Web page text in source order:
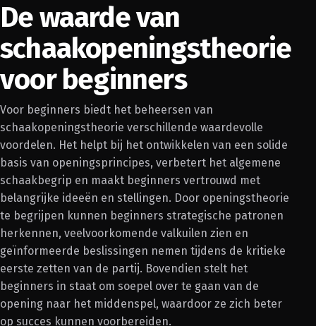
De waarde van
schaakopeningstheorie
voor beginners
Voor beginners biedt het beheersen van
schaakopeningstheorie verschillende waardevolle
voordelen. Het helpt bij het ontwikkelen van een solide
basis van openingsprincipes, verbetert het algemene
schaakbegrip en maakt beginners vertrouwd met
belangrijke ideeën en stellingen. Door openingstheorie
te begrijpen kunnen beginners strategische patronen
herkennen, veelvoorkomende valkuilen zien en
geïnformeerde beslissingen nemen tijdens de kritieke
eerste zetten van de partij. Bovendien stelt het
beginners in staat om soepel over te gaan van de
opening naar het middenspel, waardoor ze zich beter
op succes kunnen voorbereiden.